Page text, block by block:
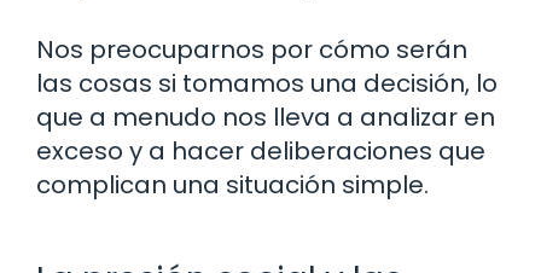
Nos preocuparnos por cómo serán
las cosas si tomamos una decisión, lo
que a menudo nos lleva a analizar en
exceso y a hacer deliberaciones que
complican una situación simple.